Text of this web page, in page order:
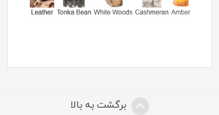
برگشت به بالا